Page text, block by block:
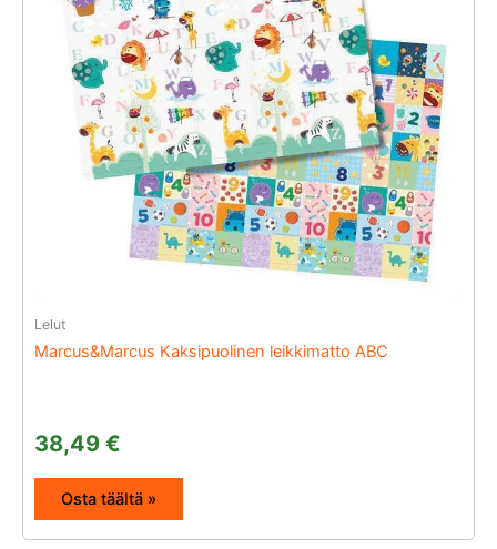
Lelut
Marcus&Marcus Kaksipuolinen leikkimatto ABC
38,49 €
Osta täältä »